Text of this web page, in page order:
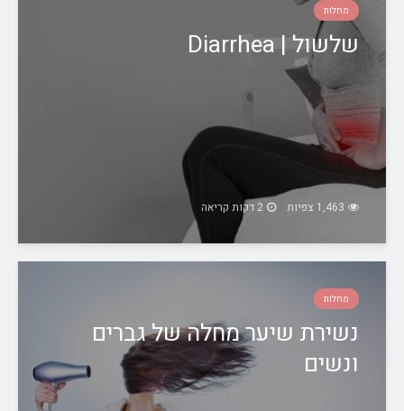
מחלות
שלשול | Diarrhea
1,463 צפיות 2 דקות קריאה
מחלות
נשירת שיער מחלה של גברים
ונשים